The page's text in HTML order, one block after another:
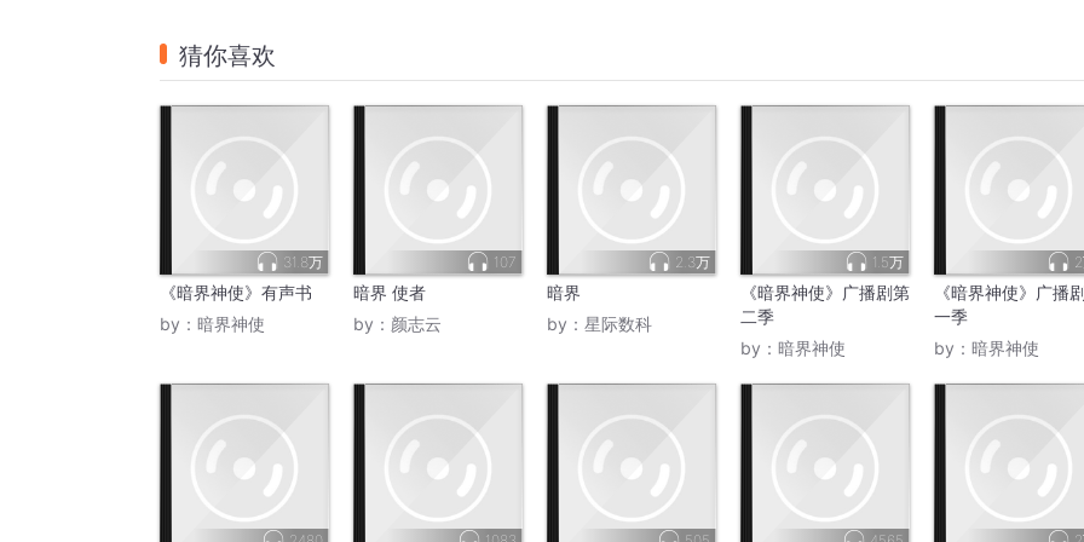
猜你喜欢
31.8万
《暗界神使》有声书
by： 暗界神使
107
暗界 使者
by： 颜志云
2.3万
暗界
by： 星际数科
1.5万
《暗界神使》广播剧第
二季
by： 暗界神使
《暗界神使》广播
一季
by： 暗界神使